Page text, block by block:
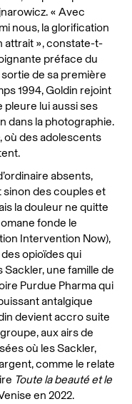
« Avec
nous, la glorification
attrait », constate-t-
préface du
de sa première
1994, Goldin rejoint
pleure lui aussi ses
dans la photographie.
, où des adolescents
absents,
des couples et
la douleur ne quitte
fonde le
Intervention Now),
opioïdes qui
Sackler, une famille de
Purdue Pharma qui
antalgique
devient accro suite
aux airs de
où les Sackler,
comme le relate
Toute la beauté et le
en 2022.